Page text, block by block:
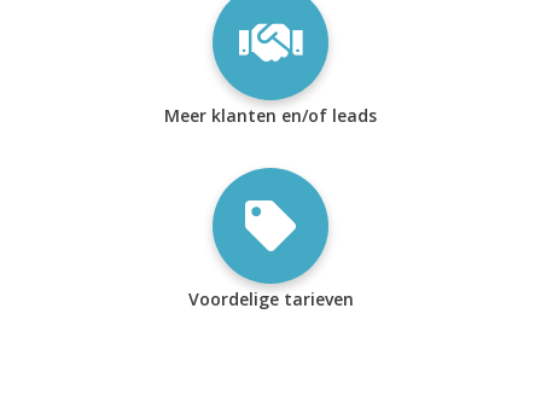
Meer klanten en/of leads
Voordelige tarieven